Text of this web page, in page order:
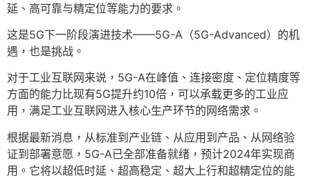
延、高可靠与精定位等能力的要求。
这是5G下一阶段演进技术——5G-A（5G-Advanced）的机
遇，也是挑战。
对于工业互联网来说，5G-A在峰值、连接密度、定位精度等
方面的能力比现有5G提升约10倍，可以承载更多的工业应
用，满足工业互联网进入核心生产环节的网络需求。
根据最新消息，从标准到产业链、从应用到产品、从网络验
证到部署意愿，5G-A已全部准备就绪，预计2024年实现商
用。它将以超低时延、超高稳定、超大上行和超精定位的能